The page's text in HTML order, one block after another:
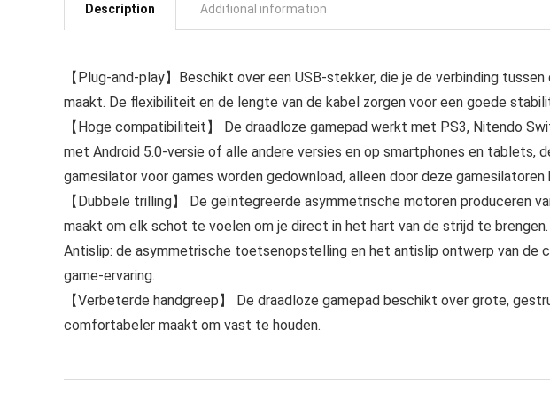
Description Additional information
【Plug-and-play】Beschikt over een USB-stekker, die je de verbinding
maakt. De flexibiliteit en de lengte van de kabel zorgen voor een goede
【Hoge compatibiliteit】 De draadloze gamepad werkt met PS3, Nitendo
met Android 5.0-versie of alle andere versies en op smartphones en tablets,
gamesilator voor games worden gedownload, alleen door deze
【Dubbele trilling】 De geïntegreerde asymmetrische motoren produceren
maakt om elk schot te voelen om je direct in het hart van de strijd te brengen.
Antislip: de asymmetrische toetsenopstelling en het antislip ontwerp van de
game-ervaring.
【Verbeterde handgreep】 De draadloze gamepad beschikt over grote,
comfortabeler maakt om vast te houden.